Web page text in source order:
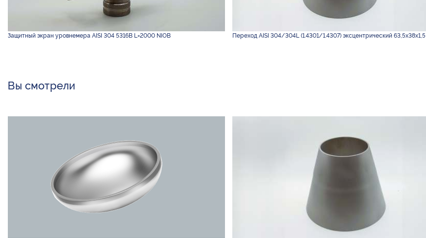
Защитный экран уровнемера AISI 304 5316B L=2000 NIOB Переход AISI 304/304L (1.4301/1.4307) эксцентрический 63,5х38х1,5
Вы смотрели